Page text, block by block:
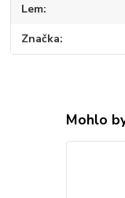
Lem
Značka
Mohlo